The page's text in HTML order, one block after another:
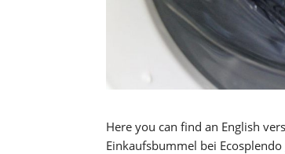
Here you can find an English
Einkaufsbummel bei